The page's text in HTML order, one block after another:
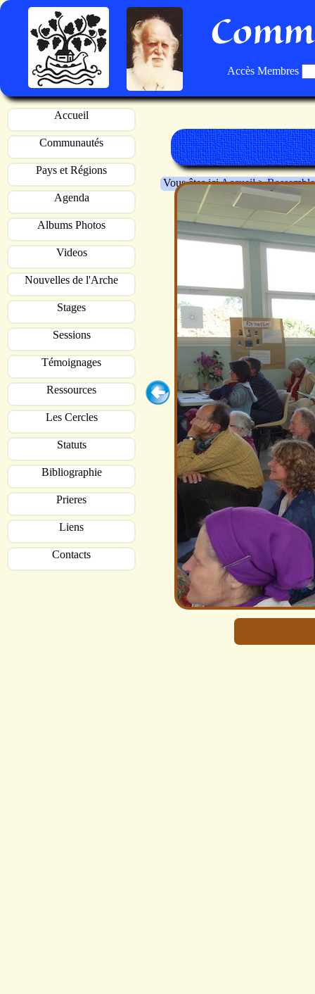
Accès Membres
Accueil
Communautés
Pays et Régions
Agenda
Albums Photos
Videos
Nouvelles de l'Arche
Stages
Sessions
Témoignages
Ressources
Les Cercles
Statuts
Bibliographie
Prieres
Liens
Contacts
Vous êtes iciAccueil>